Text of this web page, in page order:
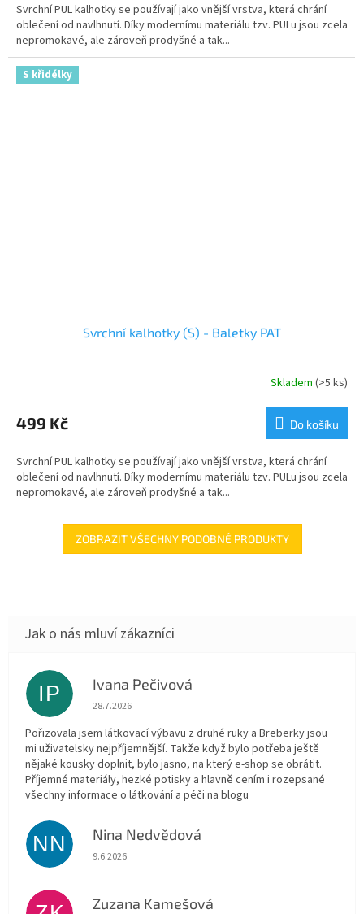
Svrchní PUL kalhotky se používají jako vnější vrstva, která chrání
oblečení od navlhnutí. Díky modernímu materiálu tzv. PULu jsou zcela
nepromokavé, ale zároveň prodyšné a tak...
S křidélky
Svrchní kalhotky (S) - Baletky PAT
Skladem (>5 ks)
499 Kč Do košíku
Svrchní PUL kalhotky se používají jako vnější vrstva, která chrání
oblečení od navlhnutí. Díky modernímu materiálu tzv. PULu jsou zcela
nepromokavé, ale zároveň prodyšné a tak...
ZOBRAZIT VŠECHNY PODOBNÉ PRODUKTY
IP Ivana Pečivová
Hodnocení obchodu je 5 z 5 hvězdiček.
28.7.2026
Pořizovala jsem látkovací výbavu z druhé ruky a Breberky jsou
mi uživatelsky nejpříjemnější. Takže když bylo potřeba ještě
nějaké kousky doplnit, bylo jasno, na který e-shop se obrátit.
Příjemné materiály, hezké potisky a hlavně cením i rozepsané
všechny informace o látkování a péči na blogu
NN Nina Nedvědová
Hodnocení obchodu je 5 z 5 hvězdiček.
9.6.2026
Zuzana Kamešová